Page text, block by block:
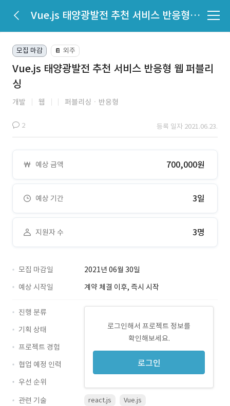
Vue.js 태양광발전 추천 서비스 반응형 웹 퍼블리싱
모집 마감 📔 외주
Vue.js 태양광발전 추천 서비스 반응형 웹 퍼블리
싱
개발 웹 퍼블리싱ㆍ반응형
2 등록 일자 2021.06.23.
예상 금액 700,000원
예상 기간 3일
지원자 수 3명
모집 마감일
2021년 06월 30일
예상 시작일
계약 체결 이후, 즉시 시작
로그인해서 프로젝트 정보를
확인해보세요.
로그인
진행 분류
기획 상태
프로젝트 경험
협업 예정 인력
우선 순위
관련 기술
react.js Vue.js